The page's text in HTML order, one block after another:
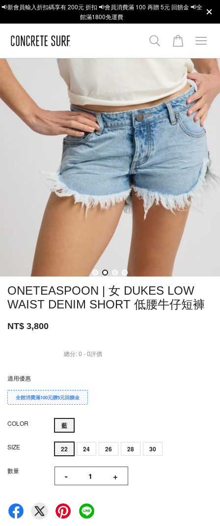
📢新會員輸入折扣碼享有 200元 折扣 📢會員消費滿 100 再贈 5元 回饋金 📢全
館滿1800免運費
ONETEASPOON | 女 DUKES LOW
WAIST DENIM SHORT 低腰牛仔短褲
NT$ 3,800
總分:0 -0評價
適用優惠
全館消費滿100元贈5元回饋金
COLOR 藍
SIZE 22 24 26 28 30
數量 - +